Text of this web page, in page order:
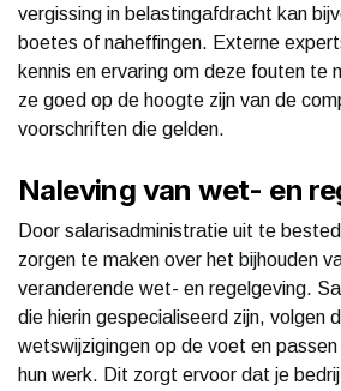
vergissing in belastingafdracht kan
boetes of naheffingen. Externe
kennis en ervaring om deze fouten te
ze goed op de hoogte zijn van de
voorschriften die gelden.
Naleving van wet- en
Door salarisadministratie uit te
zorgen te maken over het bijhouden
veranderende wet- en regelgeving.
die hierin gespecialiseerd zijn, volgen
wetswijzigingen op de voet en
hun werk. Dit zorgt ervoor dat je